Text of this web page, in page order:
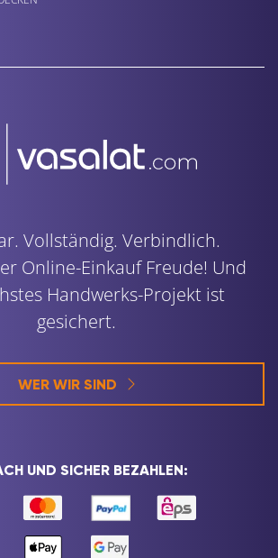
Vollständig. Verbindlich.
Online-Einkauf Freude! Und
Handwerks-Projekt ist
gesichert.
WER WIR SIND
UND SICHER BEZAHLEN: